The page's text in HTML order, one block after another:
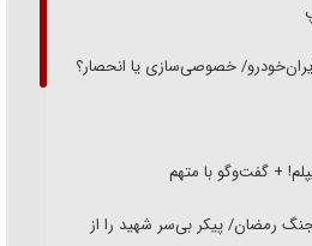
ایران‌خودرو/ خصوصی‌سازی یا انحصار؟
+ گفت‌وگو با متهم
رمضان/ پیکر بی‌سر شهید را از